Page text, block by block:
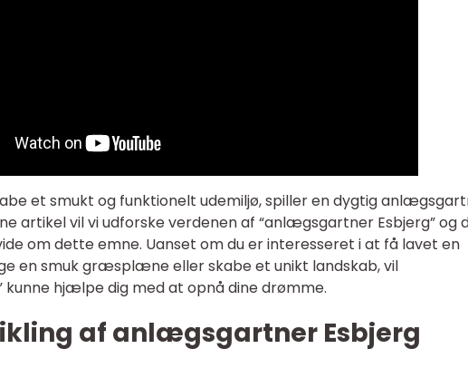
et smukt og funktionelt udemiljø, spiller en dygtig
artikel vil vi udforske verdenen af “anlægsgartner Esbjerg” og
om dette emne. Uanset om du er interesseret i at få lavet en
en smuk græsplæne eller skabe et unikt landskab, vil
kunne hjælpe dig med at opnå dine drømme.
af anlægsgartner Esbjerg